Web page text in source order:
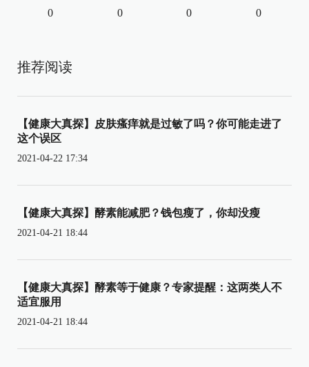
0 0 0 0
推荐阅读
【健康大真探】皮肤瘙痒就是过敏了吗？你可能走进了
这个误区
2021-04-22 17:34
【健康大真探】酵素能减肥？钱包瘦了，你却没瘦
2021-04-21 18:44
【健康大真探】酵素等于健康？专家提醒：这两类人不
适宜服用
2021-04-21 18:44